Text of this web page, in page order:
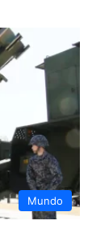
Mundo